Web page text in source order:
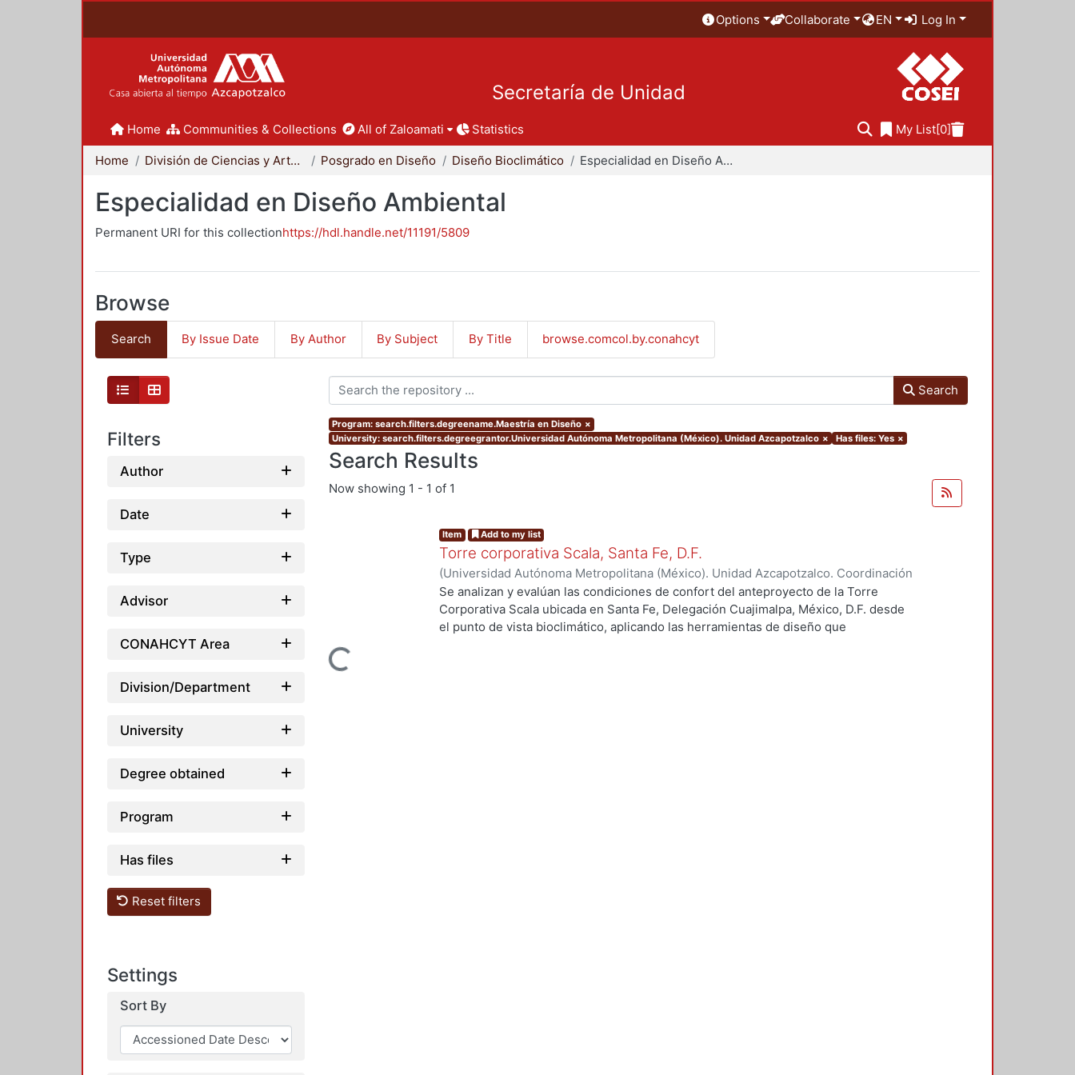
Options Collaborate EN Log In
Secretaría de Unidad
Home Communities & Collections All of Zaloamati Statistics My List[0]
Home División de Ciencias y Artes para el Diseño Posgrado en Diseño Diseño Bioclimático Especialidad en Diseño Ambiental
Especialidad en Diseño Ambiental
Permanent URI for this collectionhttps://hdl.handle.net/11191/5809
Browse
Search By Issue Date By Author By Subject By Title browse.comcol.by.conahcyt
Filters
Author
Date
Type
Advisor
CONAHCYT Area
Division/Department
University
Degree obtained
Program
Has files
Reset filters
Settings
Sort By
Search
Program: search.filters.degreename.Maestría en Diseño ×
University: search.filters.degreegrantor.Universidad Autónoma Metropolitana (México). Unidad Azcapotzalco × Has files: Yes ×
Search Results
Now showing 1 - 1 of 1
Loading...
Item Add to my list
Torre corporativa Scala, Santa Fe, D.F.
(Universidad Autónoma Metropolitana (México). Unidad Azcapotzalco. Coordinación
de Servicios de Información.,1999)Corro Eguia, Guillermo Heriberto
Se analizan y evalúan las condiciones de confort del anteproyecto de la Torre
Corporativa Scala ubicada en Santa Fe, Delegación Cuajimalpa, México, D.F. desde
el punto de vista bioclimático, aplicando las herramientas de diseño que